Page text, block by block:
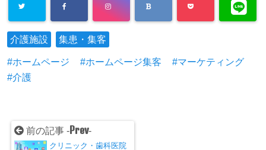
介護施設 集患・集客
ホームページ ホームページ集客
マーケティング
介護
前の記事 - Prev-
クリニック・歯科医院